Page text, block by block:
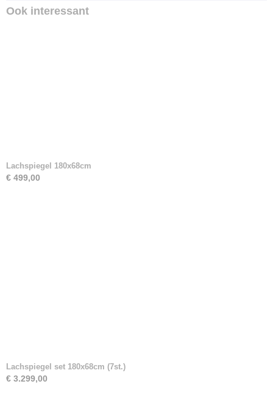
Ook interessant
Lachspiegel 180x68cm
€ 499,00
Lachspiegel set 180x68cm (7st.)
€ 3.299,00